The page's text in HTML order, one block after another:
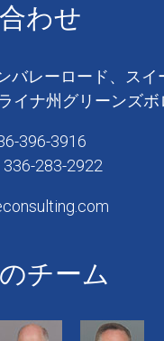
わせ
バレーロード、スイ
イナ州グリーンズボ
396-3916
283-2922
チーム